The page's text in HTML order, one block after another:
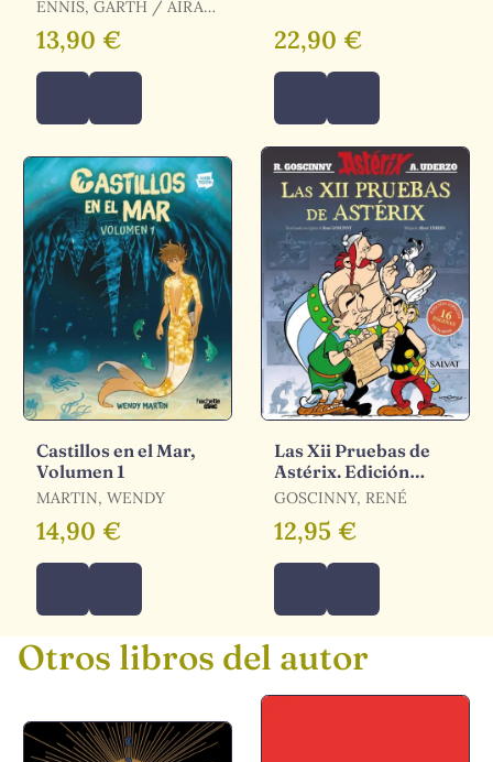
ENNIS, GARTH / AIRA,
TOMAS
13,90 € 22,90 €
Castillos en el Mar,
Volumen 1
MARTIN, WENDY
14,90 €
Las Xii Pruebas de
Astérix. Edición
Especial
GOSCINNY, RENÉ
12,95 €
Otros libros del autor